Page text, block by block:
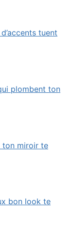
tuent
plombent ton
ton miroir te
bon look te